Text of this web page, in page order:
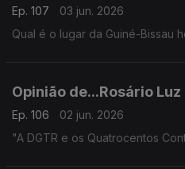
Ep. 107
03 jun. 2026
Qual é o lugar da Guiné-
Opinião de...Rosário Luz
Ep. 106
02 jun. 2026
"A DGTR e os Quatrocentos